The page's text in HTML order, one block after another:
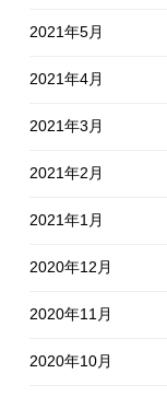
2021年5月
2021年4月
2021年3月
2021年2月
2021年1月
2020年12月
2020年11月
2020年10月